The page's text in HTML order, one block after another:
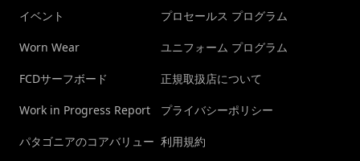
イベント
Worn Wear
FCDサーフボード
Work in Progress Report
パタゴニアのコアバリュー
プロセールス プログラム
ユニフォーム プログラム
正規取扱店について
プライバシーポリシー
利用規約